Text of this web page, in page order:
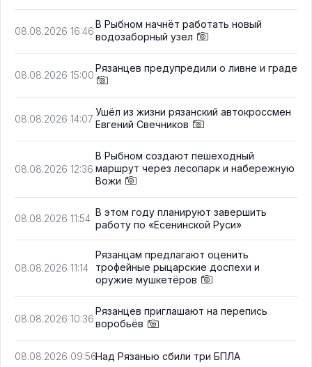
08.08.2026 16:46
В Рыбном начнёт работать новый
водозаборный узел
08.08.2026 15:00
Рязанцев предупредили о ливне и граде
08.08.2026 14:07
Ушёл из жизни рязанский автокроссмен
Евгений Свечников
08.08.2026 12:36
В Рыбном создают пешеходный
маршрут через лесопарк и набережную
Вожи
08.08.2026 11:54
В этом году планируют завершить
работу по «Есенинской Руси»
08.08.2026 11:14
Рязанцам предлагают оценить
трофейные рыцарские доспехи и
оружие мушкетёров
08.08.2026 10:36
Рязанцев приглашают на перепись
воробьёв
08.08.2026 09:56Над Рязанью сбили три БПЛА